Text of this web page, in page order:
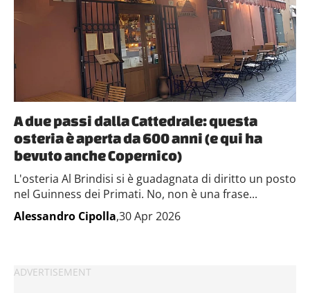
A due passi dalla Cattedrale: questa
osteria è aperta da 600 anni (e qui ha
bevuto anche Copernico)
L'osteria Al Brindisi si è guadagnata di diritto un posto
nel Guinness dei Primati. No, non è una frase...
Alessandro Cipolla,30 Apr 2026